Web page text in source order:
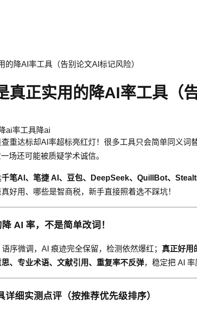
的降AI率工具（告别论文AI标记风险）
真正实用的降AI率工具（
降ai率工具降ai
重达标却AI率超标亮红灯！很多工具只会简单同义
场还可能被质疑学术诚信。
千笔AI、笔捷 AI、豆包、DeepSeek、QuillBot、
好用、哪些是智商税，新手直接照着选不踩坑！
AI 率，不是简单改词！
序微调，AI 痕迹完全保留，检测依然爆红； 真正好用
、专业术语、文献引用、重复率不反弹，稳定把 AI
细实测点评（按推荐优先级排序）